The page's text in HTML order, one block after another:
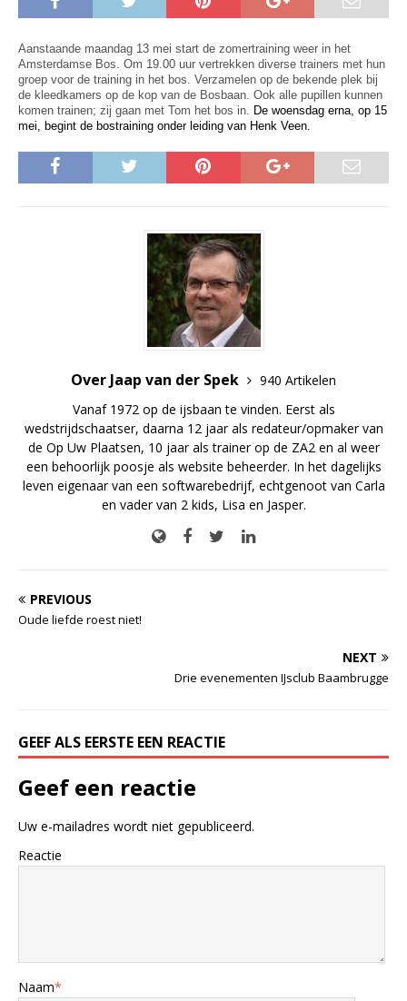
Aanstaande maandag 13 mei start de zomertraining weer in het
Amsterdamse Bos. Om 19.00 uur vertrekken diverse trainers met hun
groep voor de training in het bos. Verzamelen op de bekende plek bij
de kleedkamers op de kop van de Bosbaan. Ook alle pupillen kunnen
komen trainen; zij gaan met Tom het bos in. De woensdag erna, op 15
mei, begint de bostraining onder leiding van Henk Veen.
Over Jaap van der Spek
940 Artikelen
Vanaf 1972 op de ijsbaan te vinden. Eerst als
wedstrijdschaatser, daarna 12 jaar als redateur/opmaker van
de Op Uw Plaatsen, 10 jaar als trainer op de ZA2 en al weer
een behoorlijk poosje als website beheerder. In het dagelijks
leven eigenaar van een softwarebedrijf, echtgenoot van Carla
en vader van 2 kids, Lisa en Jasper.
PREVIOUS
Oude liefde roest niet!
NEXT
Drie evenementen IJsclub Baambrugge
GEEF ALS EERSTE EEN REACTIE
Geef een reactie
Uw e-mailadres wordt niet gepubliceerd.
Reactie
Naam*